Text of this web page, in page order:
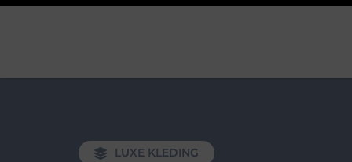
LUXE KLEDING